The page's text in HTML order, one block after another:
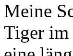
Meine
Tiger im